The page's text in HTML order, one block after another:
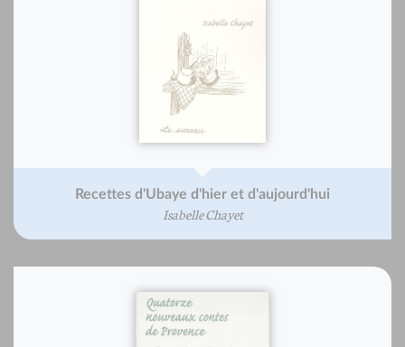
Recettes d'Ubaye d'hier et d'aujourd'hui
Isabelle Chayet